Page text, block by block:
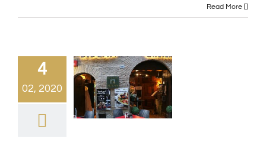
Read More
4
02, 2020